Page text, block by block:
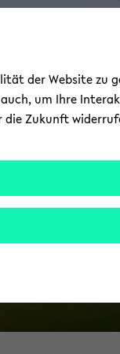
der Website zu
um Ihre
Zukunft